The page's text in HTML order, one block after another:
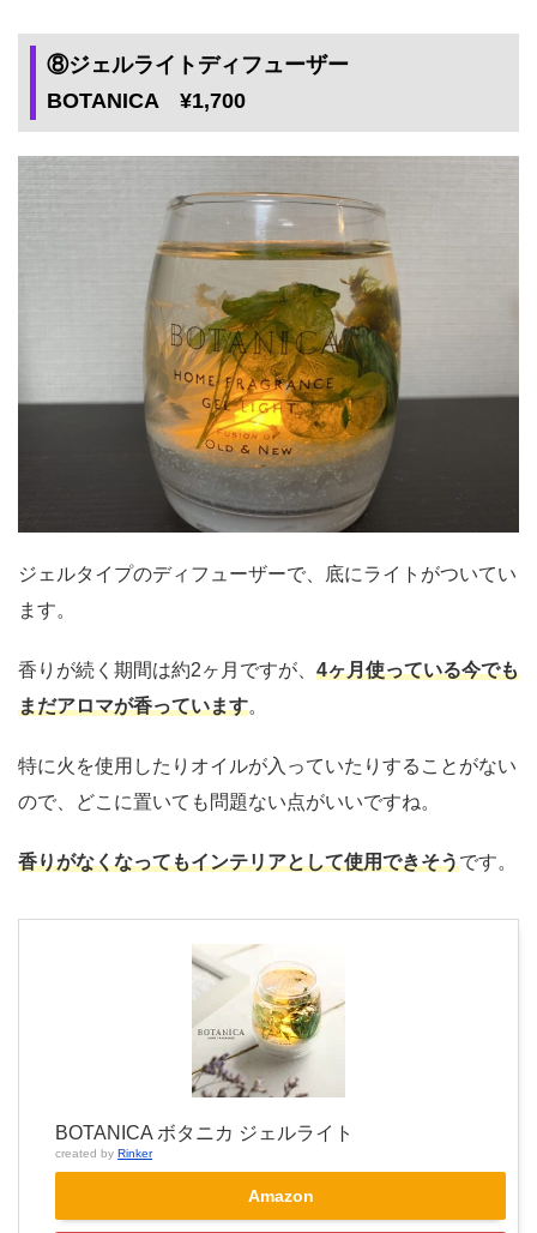
⑧ジェルライトディフューザー
BOTANICA ¥1,700
ジェルタイプのディフューザーで、底にライトがついてい
ます。
香りが続く期間は約2ヶ月ですが、 4ヶ月使っている今でも
まだアロマが香っています。
特に火を使用したりオイルが入っていたりすることがない
ので、どこに置いても問題ない点がいいですね。
香りがなくなってもインテリアとして使用できそうです。
BOTANICA ボタニカ ジェルライト
created by Rinker
Amazon